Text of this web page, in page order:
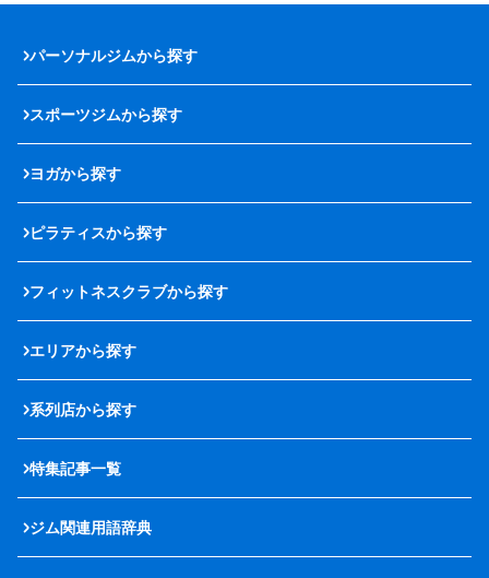
パーソナルジムから探す
スポーツジムから探す
ヨガから探す
ピラティスから探す
フィットネスクラブから探す
エリアから探す
系列店から探す
特集記事一覧
ジム関連用語辞典